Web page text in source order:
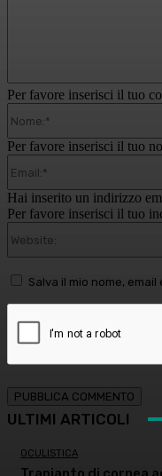
Per favore inserisci il tuo
Per favore inserisci il tuo
Hai inserito un indirizzo
Per favore inserisci il tuo
Salva il mio nome,
ULTIMI ARTICOLI
OCULISTICA